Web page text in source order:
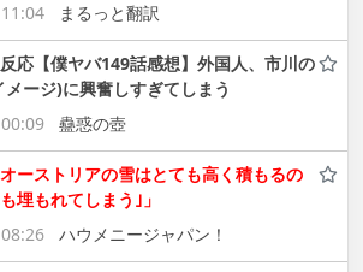
まるっと翻訳
応【僕ヤバ149話感想】外国人、市川の
メージ)に興奮しすぎてしまう
蠱惑の壺
ーストリアの雪はとても高く積もるの
埋もれてしまう｣」
ハウメニージャパン！